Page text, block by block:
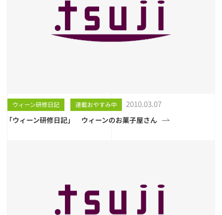
ウィーン研修日記 連載おやすみ中 2010.03.07
「ウィーン研修日記」 ウィーンのお菓子屋さん